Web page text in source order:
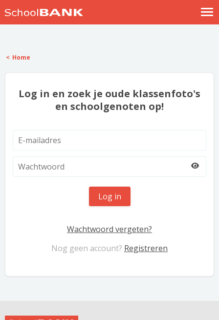
Help
Home
Log in en zoek je oude klassenfoto's
en schoolgenoten op!
Log in
Wachtwoord vergeten?
Nog geen account? Registreren